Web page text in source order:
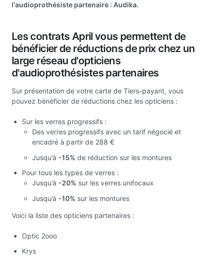
l'audioprothésiste partenaire : Audika.
Les contrats April vous permettent de
bénéficier de réductions de prix chez un
large réseau d'opticiens
d'audioprothésistes partenaires
Sur présentation de votre carte de Tiers-payant, vous
pouvez bénéficier de réductions chez les opticiens :
Sur les verres progressifs :
Des verres progressifs avec un tarif négocié et
encadré à partir de 288 €
Jusqu’à -15% de réduction sur les montures
Pour tous les types de verres :
Jusqu’à -20% sur les verres unifocaux
Jusqu’à -10% sur les montures
Voici la liste des opticiens partenaires :
Optic 2ooo
Krys